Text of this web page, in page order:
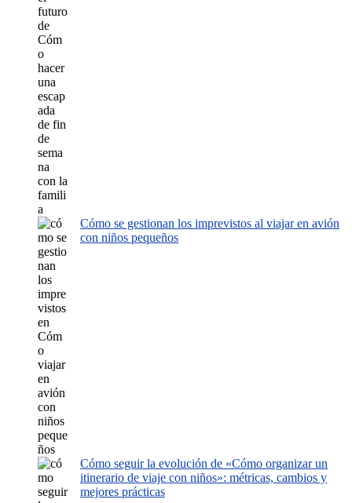
Cómo se gestionan los imprevistos al viajar en avión
con niños pequeños
Cómo seguir la evolución de «Cómo organizar un
itinerario de viaje con niños»: métricas, cambios y
mejores prácticas